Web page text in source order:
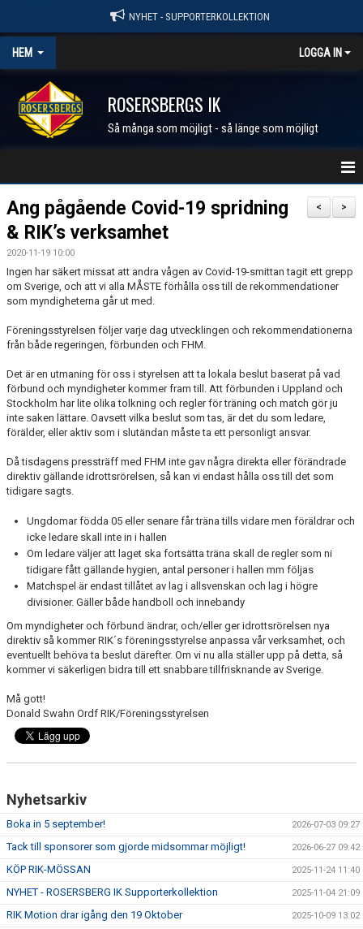
NYHET - SUPPORTERKOLLEKTION
HEM LOGGA IN
ROSERSBERGS IK
Så många som möjligt - så länge som möjligt
STARTSIDA
NYHETER
KALENDER
MEDLEM I RIK
FÖRENINGEN
PROFILGUIDE
HITTA HIT!
BILDARKIV
>
<
Ang pågående Covid-19 spridning
& RIK’s verksamhet
2020-11-19 10:00
Ingen har säkert missat att andra vågen av Covid-19-smittan tagit ett grepp
om Sverige, och att vi alla MÅSTE förhålla oss till de rekommendationer
som myndigheterna går ut med.
Föreningsstyrelsen följer varje dag utvecklingen och rekommendationerna
från både regeringen, förbunden och FHM.
Det är en utmaning för oss i styrelsen att ta lokala beslut baserat på vad
förbund och myndigheter kommer fram till. Att förbunden i Uppland och
Stockholm har lite olika tolkning och regler för träning och match gör ju
inte saken lättare. Oavsett vilka beslut som tas, är det du som ledare,
förälder, eller aktiv som i slutändan måste ta ett personligt ansvar.
Då tisdagens pressträff med FHM inte gav några direkta eller förändrade
direktiv gällande idrottsrörelsen, så kan vi endast hålla oss till det som
tidigare sagts.
Ungdomar födda 05 eller senare får träna tills vidare men föräldrar och
icke ledare skall inte in i hallen
Om ledare väljer att laget ska fortsätta träna skall de regler som ni
tidigare fått gällande hygien, antal personer i hallen mm följas
Matchspel är endast tillåtet av lag i allsvenskan och lag i högre
divisioner. Gäller både handboll och innebandy
Om myndigheter och förbund ändrar, och/eller ger idrottsrörelsen nya
direktiv så kommer RIK´s föreningsstyrelse anpassa vår verksamhet, och
eventuellt behöva ta beslut därefter. Om vi nu alla ställer upp på detta, så
kommer vi säkerligen bidra till ett snabbare tillfrisknande av Sverige.
Må gott!
Donald Swahn Ordf RIK/Föreningsstyrelsen
Nyhetsarkiv
Boka in 5 september! 2026-07-03 09:27
Tack till sponsorer som gjorde midsommar möjligt! 2026-06-27 09:42
KÖP RIK-MÖSSAN 2025-11-24 11:40
NYHET - ROSERSBERG IK Supporterkollektion 2025-11-04 21:09
RIK Motion drar igång den 19 Oktober 2025-10-09 13:02